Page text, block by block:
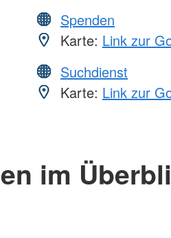
Spenden
Karte: Link zur
Suchdienst
Karte: Link zur
im